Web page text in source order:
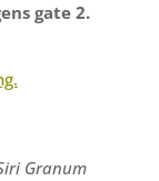
gate 2.
Granum